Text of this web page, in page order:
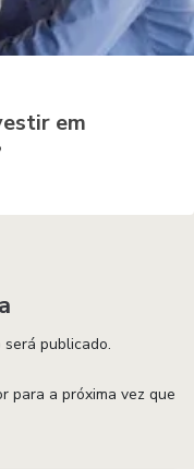
em
publicado.
para a próxima vez que